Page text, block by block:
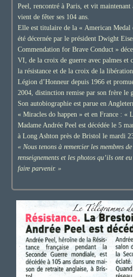
Peel, rencontré à Paris, et vit
vient de fêter ses 104 ans.
Elle est titulaire de la « American
été décernée par le président Dwight
Commendation for Brave Conduct »
VI, de la croix de guerre avec palmes et
la résistance et de la croix de la
Légion d’Honneur depuis 1966 et
2004, distinction remise par son frère le
Son autobiographie est parue en
« Miracles do happen » et en France : «
Madame Andrée Peel est décédée le 5
à Long Ashton près de Bristol le mardi
« Nous tenons à remercier les membres
renseignements et les photos qu’ils ont
faire parvenir. »